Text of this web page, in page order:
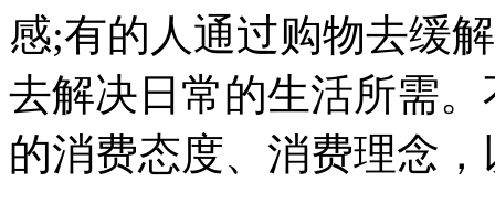
感;有的人通过购物去缓
去解决日常的生活所需
的消费态度、消费理念